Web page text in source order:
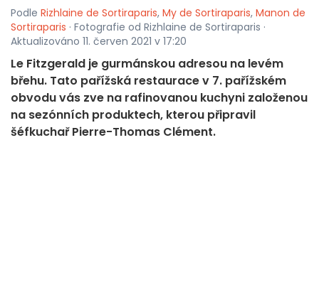
Podle Rizhlaine de Sortiraparis, My de Sortiraparis, Manon de
Sortiraparis · Fotografie od Rizhlaine de Sortiraparis ·
Aktualizováno 11. červen 2021 v 17:20
Le Fitzgerald je gurmánskou adresou na levém
břehu. Tato pařížská restaurace v 7. pařížském
obvodu vás zve na rafinovanou kuchyni založenou
na sezónních produktech, kterou připravil
šéfkuchař Pierre-Thomas Clément.